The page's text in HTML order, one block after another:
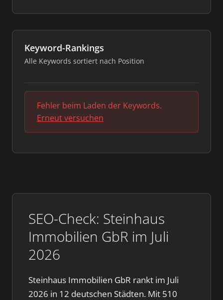
SEO-Check: Steinhaus
Immobilien GbR im Juli
2026
Steinhaus Immobilien GbR rankt im Juli
2026 in 12 deutschen Städten. Mit 510
Keyword-Rankings
Alle Keywords sortiert nach Position
Fehler beim Laden der Keywords.
Erneut versuchen